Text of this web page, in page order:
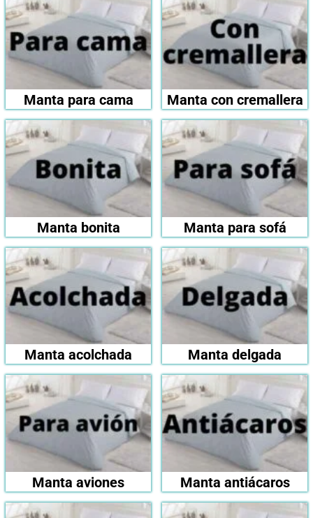
Manta para cama Manta con cremallera
Manta bonita Manta para sofá
Manta acolchada Manta delgada
Manta aviones Manta antiácaros